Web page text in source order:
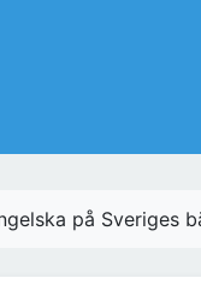
på Sveriges